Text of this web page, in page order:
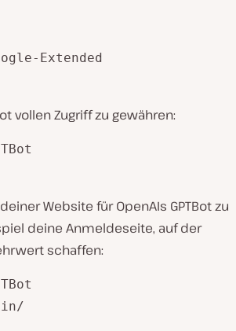
Extended
vollen Zugriff zu gewähren:
Website für OpenAIs GPTBot zu
deine Anmeldeseite, auf der
schaffen: